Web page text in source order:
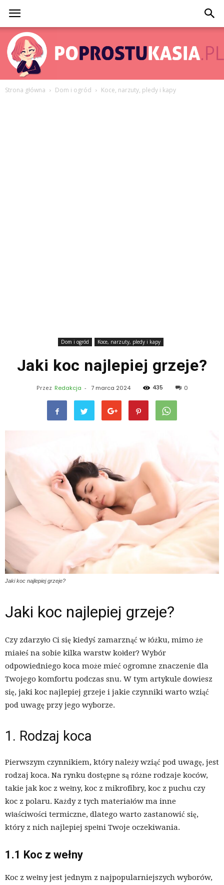
Strona główna Dom i ogród Koce, narzuty, pledy i kapy
Dom i ogród Koce, narzuty, pledy i kapy
Jaki koc najlepiej grzeje?
Przez Redakcja - 7 marca 2024 435 0
Jaki koc najlepiej grzeje?
Jaki koc najlepiej grzeje?
Czy zdarzyło Ci się kiedyś zamarznąć w łóżku, mimo że
miałeś na sobie kilka warstw kołder? Wybór
odpowiedniego koca może mieć ogromne znaczenie dla
Twojego komfortu podczas snu. W tym artykule dowiesz
się, jaki koc najlepiej grzeje i jakie czynniki warto wziąć
pod uwagę przy jego wyborze.
1. Rodzaj koca
Pierwszym czynnikiem, który należy wziąć pod uwagę, jest
rodzaj koca. Na rynku dostępne są różne rodzaje koców,
takie jak koc z wełny, koc z mikrofibry, koc z puchu czy
koc z polaru. Każdy z tych materiałów ma inne
właściwości termiczne, dlatego warto zastanowić się,
który z nich najlepiej spełni Twoje oczekiwania.
1.1 Koc z wełny
Koc z wełny jest jednym z najpopularniejszych wyborów,